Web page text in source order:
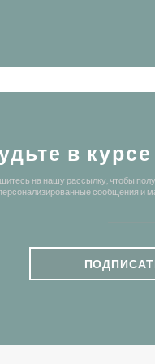
в
на нашу рассылку, чтобы
сообщения и